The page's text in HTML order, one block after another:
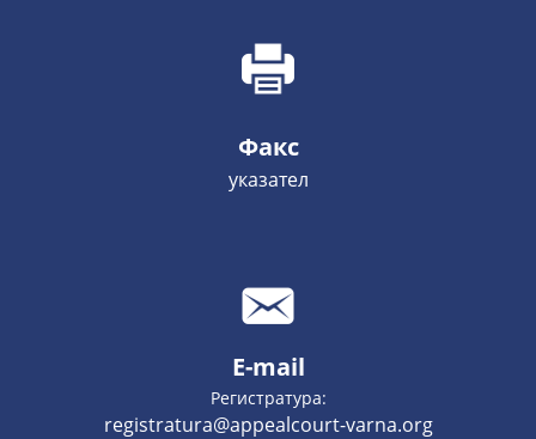
Факс
указател
E-mail
Регистратура:
registratura@appealcourt-varna.org